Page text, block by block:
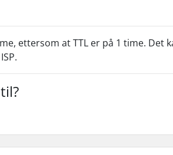
ettersom at TTL er på 1 time. Det